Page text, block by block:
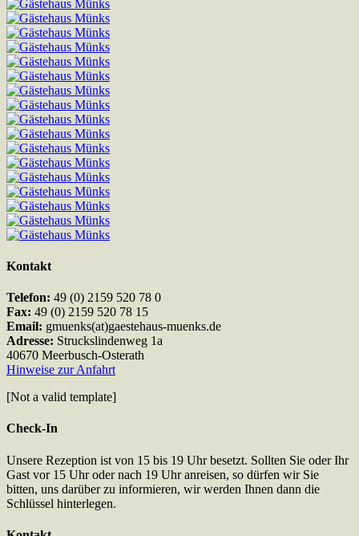
Kontakt
Telefon: 49 (0) 2159 520 78 0
Fax: 49 (0) 2159 520 78 15
Email: gmuenks(at)gaestehaus-muenks.de
Adresse: Struckslindenweg 1a
40670 Meerbusch-Osterath
Hinweise zur Anfahrt
[Not a valid template]
Check-In
Unsere Rezeption ist von 15 bis 19 Uhr besetzt. Sollten Sie oder Ihr
Gast vor 15 Uhr oder nach 19 Uhr anreisen, so dürfen wir Sie
bitten, uns darüber zu informieren, wir werden Ihnen dann die
Schlüssel hinterlegen.